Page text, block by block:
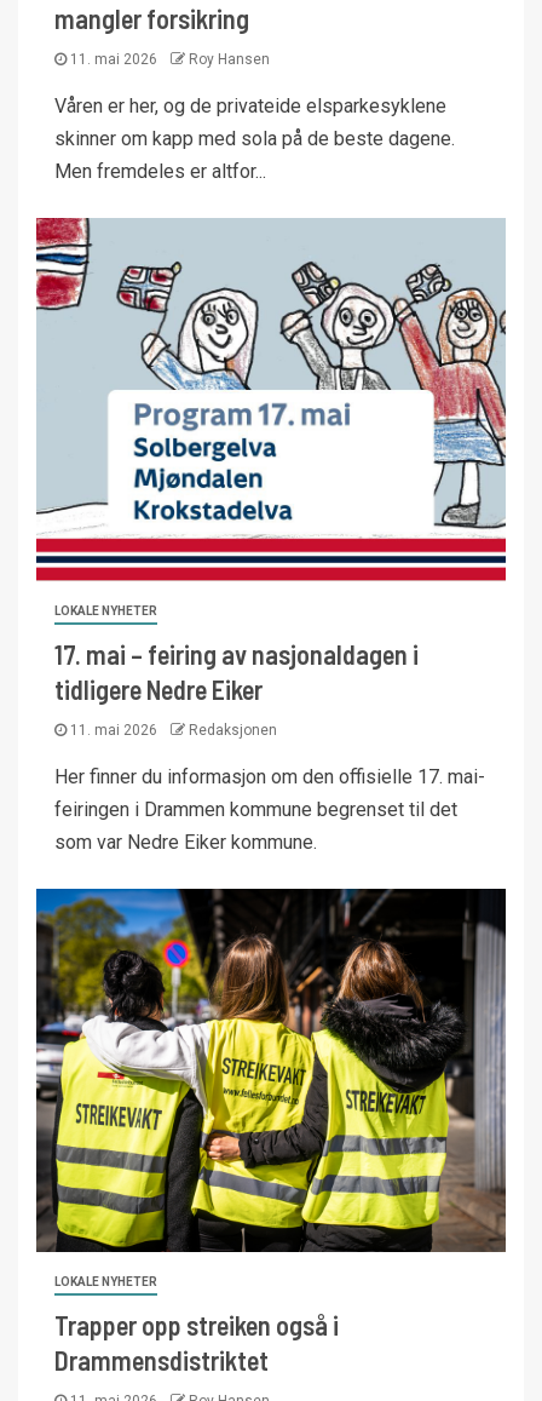
mangler forsikring
11. mai 2026 Roy Hansen
Våren er her, og de privateide elsparkesyklene
skinner om kapp med sola på de beste dagene.
Men fremdeles er altfor...
LOKALE NYHETER
17. mai – feiring av nasjonaldagen i
tidligere Nedre Eiker
11. mai 2026 Redaksjonen
Her finner du informasjon om den offisielle 17. mai-
feiringen i Drammen kommune begrenset til det
som var Nedre Eiker kommune.
LOKALE NYHETER
Trapper opp streiken også i
Drammensdistriktet